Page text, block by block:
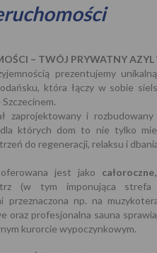
– TWÓJ PRYWATNY AZYL
prezentujemy
która łączy w sobie
zaprojektowany i
dla których dom to nie tylko
do regeneracji, relaksu i
oferowana jest jako
(w tym imponująca strefa
przeznaczona np. na
oraz profesjonalna sauna
kurorcie wypoczynkowym.